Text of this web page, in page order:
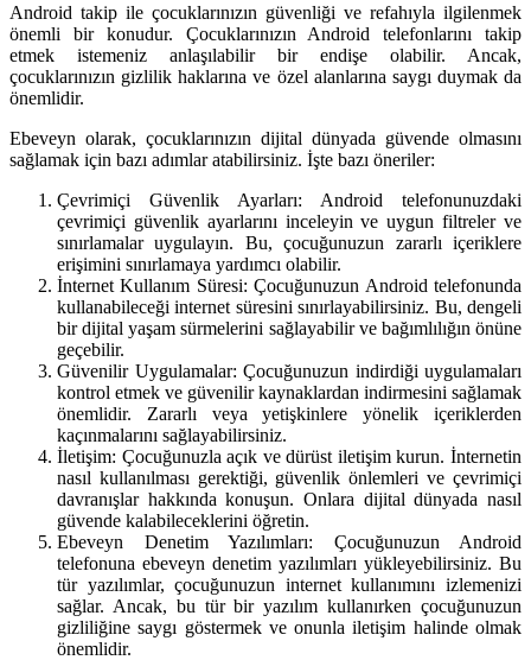
Android takip ile çocuklarınızın güvenliği ve refahıyla ilgilenmek
önemli bir konudur. Çocuklarınızın Android telefonlarını takip
etmek istemeniz anlaşılabilir bir endişe olabilir. Ancak,
çocuklarınızın gizlilik haklarına ve özel alanlarına saygı duymak da
önemlidir.
Ebeveyn olarak, çocuklarınızın dijital dünyada güvende olmasını
sağlamak için bazı adımlar atabilirsiniz. İşte bazı öneriler:
Çevrimiçi Güvenlik Ayarları: Android telefonunuzdaki
çevrimiçi güvenlik ayarlarını inceleyin ve uygun filtreler ve
sınırlamalar uygulayın. Bu, çocuğunuzun zararlı içeriklere
erişimini sınırlamaya yardımcı olabilir.
İnternet Kullanım Süresi: Çocuğunuzun Android telefonunda
kullanabileceği internet süresini sınırlayabilirsiniz. Bu, dengeli
bir dijital yaşam sürmelerini sağlayabilir ve bağımlılığın önüne
geçebilir.
Güvenilir Uygulamalar: Çocuğunuzun indirdiği uygulamaları
kontrol etmek ve güvenilir kaynaklardan indirmesini sağlamak
önemlidir. Zararlı veya yetişkinlere yönelik içeriklerden
kaçınmalarını sağlayabilirsiniz.
İletişim: Çocuğunuzla açık ve dürüst iletişim kurun. İnternetin
nasıl kullanılması gerektiği, güvenlik önlemleri ve çevrimiçi
davranışlar hakkında konuşun. Onlara dijital dünyada nasıl
güvende kalabileceklerini öğretin.
Ebeveyn Denetim Yazılımları: Çocuğunuzun Android
telefonuna ebeveyn denetim yazılımları yükleyebilirsiniz. Bu
tür yazılımlar, çocuğunuzun internet kullanımını izlemenizi
sağlar. Ancak, bu tür bir yazılım kullanırken çocuğunuzun
gizliliğine saygı göstermek ve onunla iletişim halinde olmak
önemlidir.